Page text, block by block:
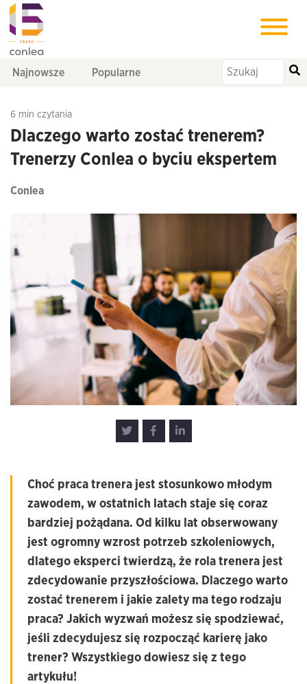
Najnowsze Popularne
6 min czytania
Dlaczego warto zostać trenerem?
Trenerzy Conlea o byciu ekspertem
Conlea
Choć praca trenera jest stosunkowo młodym
zawodem, w ostatnich latach staje się coraz
bardziej pożądana. Od kilku lat obserwowany
jest ogromny wzrost potrzeb szkoleniowych,
dlatego eksperci twierdzą, że rola trenera jest
zdecydowanie przyszłościowa. Dlaczego warto
zostać trenerem i jakie zalety ma tego rodzaju
praca? Jakich wyzwań możesz się spodziewać,
jeśli zdecydujesz się rozpocząć karierę jako
trener? Wszystkiego dowiesz się z tego
artykułu!